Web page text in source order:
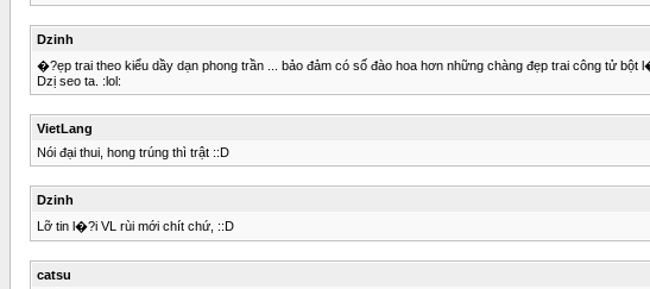
Dzinh
�?ẹp trai theo kiểu dầy dạn phong trần ... bảo đảm có số đào hoa hơn những chàng đẹp trai công tử bột
Dzị seo ta. :lol:
VietLang
Nói đại thui, hong trúng thì trật ::D
Dzinh
Lỡ tin l�?i VL rùi mới chít chứ, ::D
catsu